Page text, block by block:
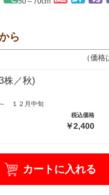
ら
（価
株／秋)
１２月中旬
税込価格
￥2,400
カートに入れる